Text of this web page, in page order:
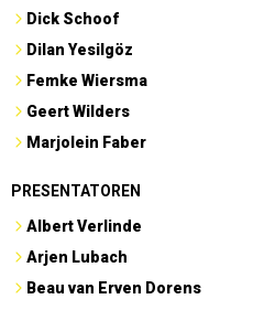
Dick Schoof
Dilan Yesilgöz
Femke Wiersma
Geert Wilders
Marjolein Faber
PRESENTATOREN
Albert Verlinde
Arjen Lubach
Beau van Erven Dorens